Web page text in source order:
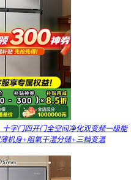
字门四开门全空间净化双变频一级能
机身+阻氧干湿分储+三档变温